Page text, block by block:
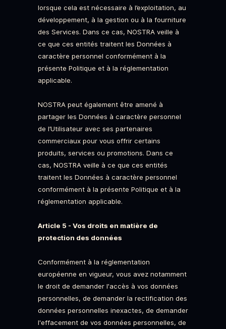
lorsque cela est nécessaire à l’exploitation, au
développement, à la gestion ou à la fourniture
des Services. Dans ce cas, NOSTRA veille à
ce que ces entités traitent les Données à
caractère personnel conformément à la
présente Politique et à la réglementation
applicable.
NOSTRA peut également être amené à
partager les Données à caractère personnel
de l’Utilisateur avec ses partenaires
commerciaux pour vous offrir certains
produits, services ou promotions. Dans ce
cas, NOSTRA veille à ce que ces entités
traitent les Données à caractère personnel
conformément à la présente Politique et à la
réglementation applicable.
Article 5 - Vos droits en matière de
protection des données
Conformément à la réglementation
européenne en vigueur, vous avez notamment
le droit de demander l'accès à vos données
personnelles, de demander la rectification des
données personnelles inexactes, de demander
l'effacement de vos données personnelles, de